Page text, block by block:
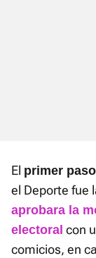
El primer paso
el Deporte fue
aprobara la
electoral con
comicios, en